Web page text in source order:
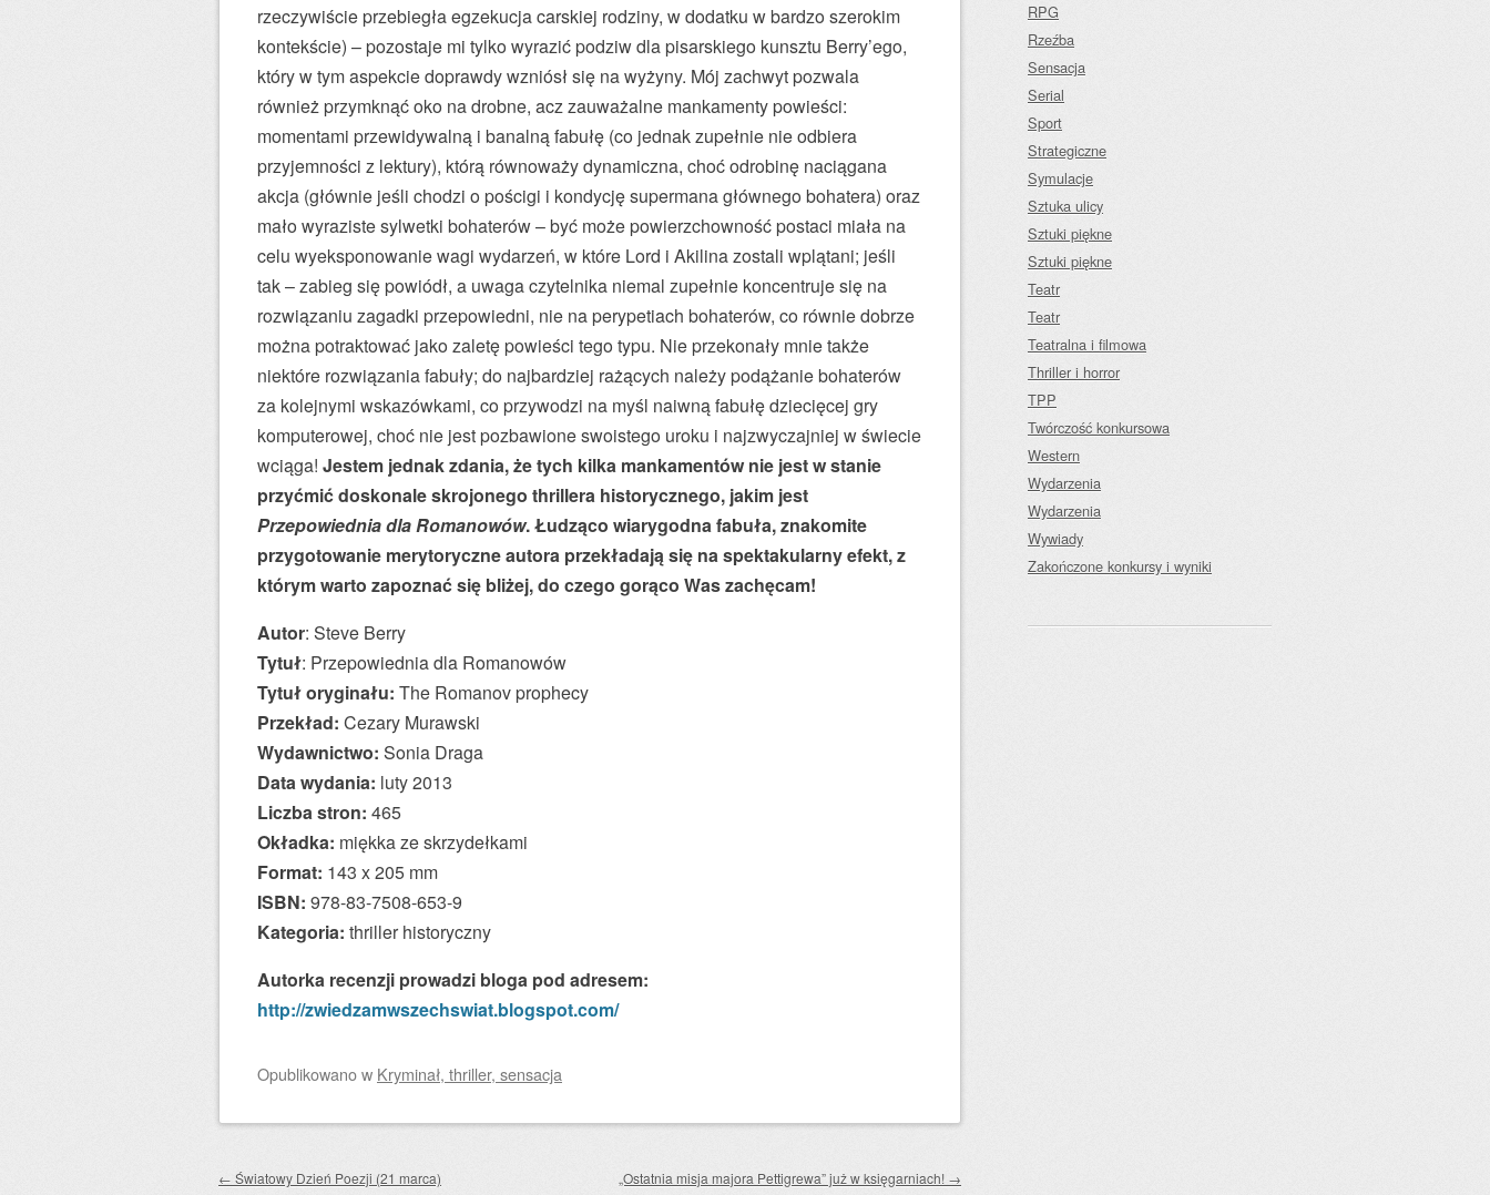
rzeczywiście przebiegła egzekucja carskiej rodziny, w dodatku w bardzo szerokim
kontekście) – pozostaje mi tylko wyrazić podziw dla pisarskiego kunsztu Berry’ego,
który w tym aspekcie doprawdy wzniósł się na wyżyny. Mój zachwyt pozwala
również przymknąć oko na drobne, acz zauważalne mankamenty powieści:
momentami przewidywalną i banalną fabułę (co jednak zupełnie nie odbiera
przyjemności z lektury), którą równoważy dynamiczna, choć odrobinę naciągana
akcja (głównie jeśli chodzi o pościgi i kondycję supermana głównego bohatera) oraz
mało wyraziste sylwetki bohaterów – być może powierzchowność postaci miała na
celu wyeksponowanie wagi wydarzeń, w które Lord i Akilina zostali wplątani; jeśli
tak – zabieg się powiódł, a uwaga czytelnika niemal zupełnie koncentruje się na
rozwiązaniu zagadki przepowiedni, nie na perypetiach bohaterów, co równie dobrze
można potraktować jako zaletę powieści tego typu. Nie przekonały mnie także
niektóre rozwiązania fabuły; do najbardziej rażących należy podążanie bohaterów
za kolejnymi wskazówkami, co przywodzi na myśl naiwną fabułę dziecięcej gry
komputerowej, choć nie jest pozbawione swoistego uroku i najzwyczajniej w świecie
wciąga! Jestem jednak zdania, że tych kilka mankamentów nie jest w stanie
przyćmić doskonale skrojonego thrillera historycznego, jakim jest
Przepowiednia dla Romanowów. Łudząco wiarygodna fabuła, znakomite
przygotowanie merytoryczne autora przekładają się na spektakularny efekt, z
którym warto zapoznać się bliżej, do czego gorąco Was zachęcam!
Autor: Steve Berry
Tytuł: Przepowiednia dla Romanowów
Tytuł oryginału: The Romanov prophecy
Przekład: Cezary Murawski
Wydawnictwo: Sonia Draga
Data wydania: luty 2013
Liczba stron: 465
Okładka: miękka ze skrzydełkami
Format: 143 x 205 mm
ISBN: 978-83-7508-653-9
Kategoria: thriller historyczny
Autorka recenzji prowadzi bloga pod adresem:
http://zwiedzamwszechswiat.blogspot.com/
Opublikowanow Kryminał, thriller, sensacja
Zobacz wpisy
← Światowy Dzień Poezji (21 marca) „Ostatnia misja majora Pettigrewa” już w księgarniach! →
RPG
Rzeźba
Sensacja
Serial
Sport
Strategiczne
Symulacje
Sztuka ulicy
Sztuki piękne
Sztuki piękne
Teatr
Teatr
Teatralna i filmowa
Thriller i horror
TPP
Twórczość konkursowa
Western
Wydarzenia
Wydarzenia
Wywiady
Zakończone konkursy i wyniki